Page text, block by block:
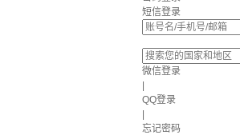
短信登录
微信登录
QQ登录
忘记密码